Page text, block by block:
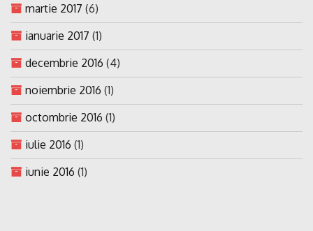
martie 2017 (6)
ianuarie 2017 (1)
decembrie 2016 (4)
noiembrie 2016 (1)
octombrie 2016 (1)
iulie 2016 (1)
iunie 2016 (1)